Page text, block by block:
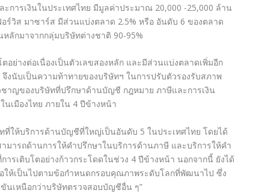
ารเงินในประเทศไทย มีมูลค่าประมาณ 20,000 -25,000 ล้าน
ร์วิส มาซาร์ส มีส่วนแบ่งตลาด 2.5% หรือ อันดับ 6 ของตลาด
ลักมาจากกลุ่มบริษัทต่างชาติ 90-95%
อย่างต่อเนื่องเป็นตัวเลขสองหลัก และมีส่วนแบ่งตลาดเพิ่มอีก
งนับเป็นความท้าทายของบริษัทฯ ในการปรับตัวรองรับสภาพ
าญของบริษัทที่ปรึกษาด้านบัญชี กฎหมาย ภาษีและการเงิน
นเมืองไทย ภายใน 4 ปีข้างหน้า
ให้บริการด้านบัญชีที่ใหญ่เป็นอันดับ 5 ในประเทศไทย โดยได้
ารถด้านการให้คำปรึกษาในบริการด้านภาษี และบริการให้คำ
ารเติบโตอย่างก้าวกระโดดในช่วง 4 ปีข้างหน้า นอกจากนี้ ยังได้
ให้เป็นไปตามข้อกำหนดกรอบคุณภาพระดับโลกที่พัฒนาไป ซึ่ง
ขันเหนือกว่าบริษัทตรวจสอบบัญชีอื่น ๆ”